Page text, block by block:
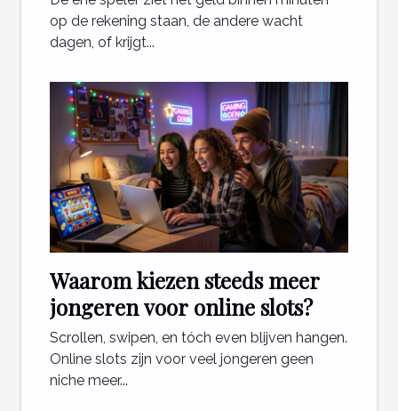
op de rekening staan, de andere wacht
dagen, of krijgt...
Waarom kiezen steeds meer
jongeren voor online slots?
Scrollen, swipen, en tóch even blijven hangen.
Online slots zijn voor veel jongeren geen
niche meer...